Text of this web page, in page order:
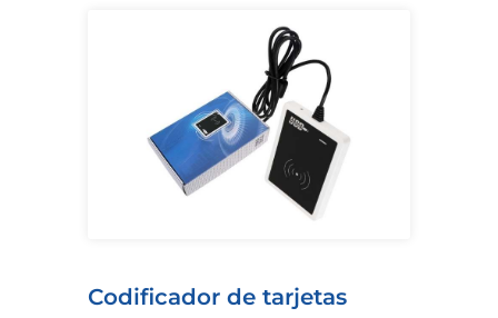
Codificador de tarjetas